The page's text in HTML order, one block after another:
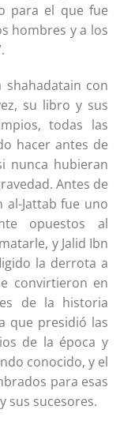
para el que fue
hombres y a los
con
su libro y sus
todas las
hacer antes de
nunca hubieran
Antes de
Jattab fue uno
opuestos al
y Jalid Ibn
la derrota a
convirtieron en
de la historia
que presidió las
de la época y
conocido, y el
para esas
sus sucesores.